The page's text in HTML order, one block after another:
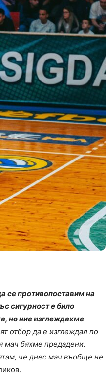
се противопоставим на
сигурност е било
но ние изглеждахме
отбор да е изглеждал по
мач бяхме предадени.
че днес мач въобще не